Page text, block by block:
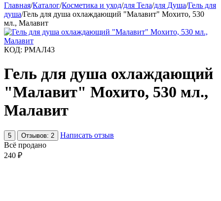
Главная/Каталог/Косметика и уход/для Тела/для Душа/Гель для
душа/Гель для душа охлаждающий "Малавит" Мохито, 530
мл., Малавит
КОД: РМАЛ43
Гель для душа охлаждающий
"Малавит" Мохито, 530 мл.,
Малавит
5 Отзывов: 2
Написать отзыв
Всё продано
240 ₽